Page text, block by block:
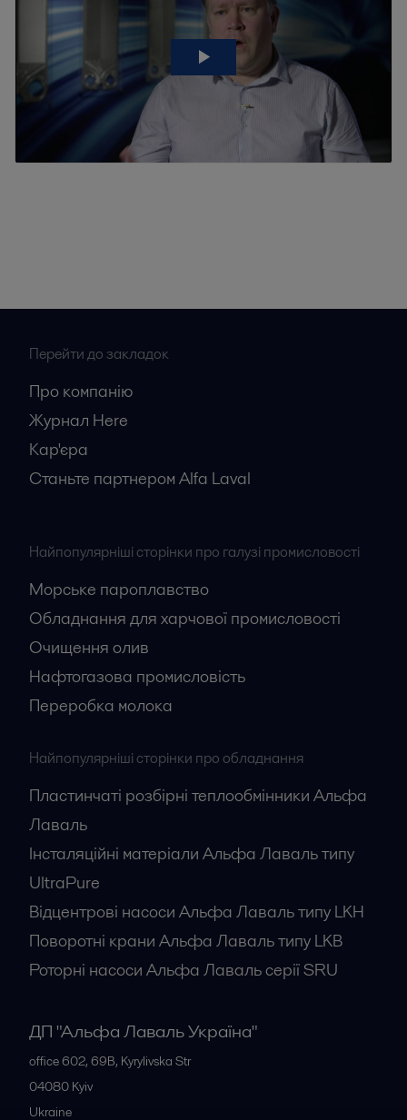
Перейти до закладок
Про компанію
Журнал Here
Кар'єрa
Станьте партнером Alfa Laval
Найпопулярніші сторінки про галузі промисловості
Морське пароплавство
Обладнання для харчової промисловості
Очищення олив
Нафтогазова промисловість
Переробка молока
Найпопулярніші сторінки про обладнання
Пластинчаті розбірні теплообмінники Альфа
Лаваль
Інсталяційні матеріали Альфа Лаваль типу
UltraPure
Відцентрові насоси Альфа Лаваль типу LKH
Поворотні крани Альфа Лаваль типу LKB
Роторні насоси Альфа Лаваль серії SRU
ДП "Альфа Лаваль Україна"
office 602, 69B, Kyrylivska Str
04080 Kyiv
Ukraine